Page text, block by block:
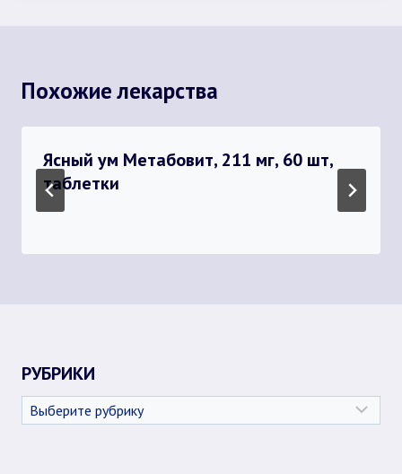
Похожие лекарства
Ясный ум Метабовит, 211 мг, 60 шт,
таблетки
РУБРИКИ
Рубрики